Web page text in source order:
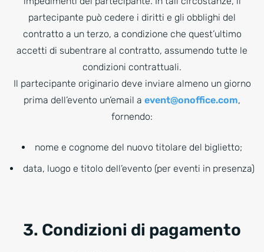
partecipante può cedere i diritti e gli obblighi del
contratto a un terzo, a condizione che quest’ultimo
accetti di subentrare al contratto, assumendo tutte le
condizioni contrattuali.
Il partecipante originario deve inviare almeno un giorno
prima dell’evento un’email a event@onoffice.com,
fornendo:
nome e cognome del nuovo titolare del biglietto;
data, luogo e titolo dell’evento (per eventi in presenza)
3. Condizioni di pagamento